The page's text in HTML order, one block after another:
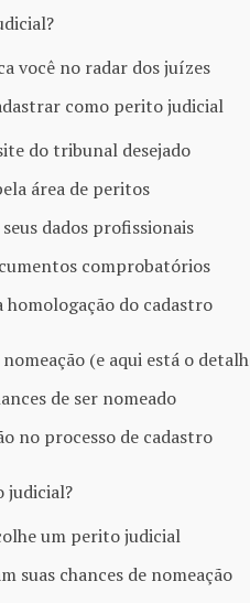
você no radar dos juízes
como perito judicial
do tribunal desejado
área de peritos
dados profissionais
comprobatórios
homologação do cadastro
(e aqui está o
de ser nomeado
no processo de cadastro
judicial?
um perito judicial
suas chances de nomeação